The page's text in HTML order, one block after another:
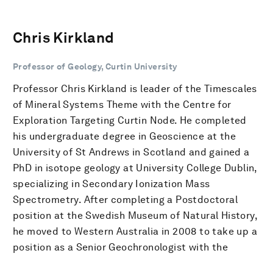
Chris Kirkland
Professor of Geology, Curtin University
Professor Chris Kirkland is leader of the Timescales
of Mineral Systems Theme with the Centre for
Exploration Targeting Curtin Node. He completed
his undergraduate degree in Geoscience at the
University of St Andrews in Scotland and gained a
PhD in isotope geology at University College Dublin,
specializing in Secondary Ionization Mass
Spectrometry. After completing a Postdoctoral
position at the Swedish Museum of Natural History,
he moved to Western Australia in 2008 to take up a
position as a Senior Geochronologist with the